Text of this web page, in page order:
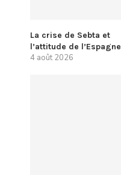
La crise de Sebta et
l’attitude de l’Espagne
4 août 2026